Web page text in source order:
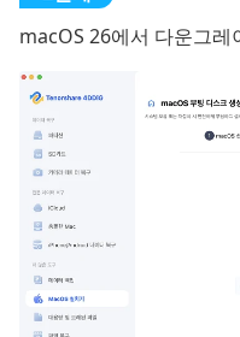
macOS 26에서 다운그